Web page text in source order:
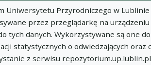
Uniwersytetu Przyrodniczego w
przez przeglądarkę na
tych danych. Wykorzystywane są one
statystycznych o odwiedzających oraz
z serwisu
z 14 Idź